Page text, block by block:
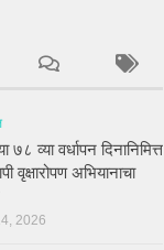
७८ व्या वर्धापन दिनानिमित्त
वृक्षारोपण अभियानाचा
2026